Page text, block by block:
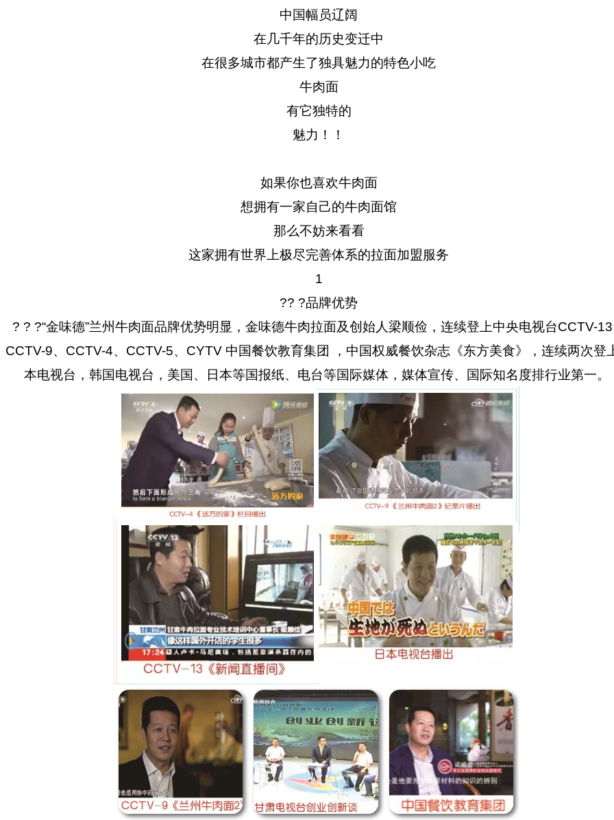
中国幅员辽阔
在几千年的历史变迁中
在很多城市都产生了独具魅力的特色小吃
牛肉面
有它独特的
魅力！！
如果你也喜欢牛肉面
想拥有一家自己的牛肉面馆
那么不妨来看看
这家拥有世界上极尽完善体系的拉面加盟服务
1
?? ?品牌优势
? ? ?“金味德”兰州牛肉面品牌优势明显，金味德牛肉拉面及创始人梁顺俭，连续登上中央电视台CCTV-
CCTV-9、CCTV-4、CCTV-5、CYTV 中国餐饮教育集团 ，中国权威餐饮杂志《东方美食》，连续两次登
本电视台，韩国电视台，美国、日本等国报纸、电台等国际媒体，媒体宣传、国际知名度排行业第一。